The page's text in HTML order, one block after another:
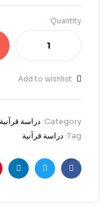
Quantity
Add to wishlist
Category: دراسة قرآنية
Tag: دراسة قرآنية
Facebook
Twitter